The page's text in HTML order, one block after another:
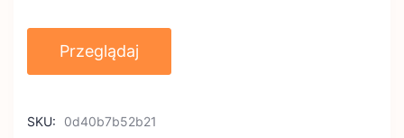
Przeglądaj
SKU: 0d40b7b52b21